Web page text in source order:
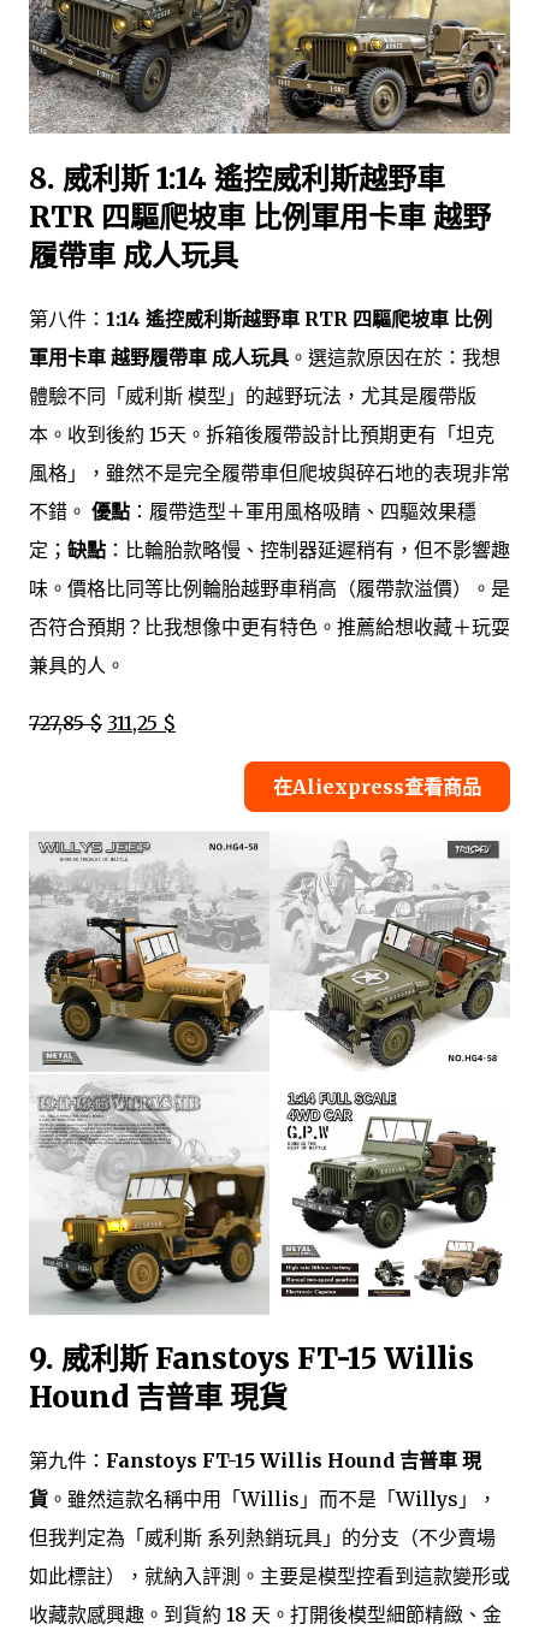
8. 威利斯 1:14 遙控威利斯越野車
RTR 四驅爬坡車 比例軍用卡車 越野
履帶車 成人玩具
第八件： 1:14 遙控威利斯越野車 RTR 四驅爬坡車 比例
軍用卡車 越野履帶車 成人玩具 。選這款原因在於：我想
體驗不同「威利斯 模型」的越野玩法，尤其是履帶版
本。收到後約 15天。拆箱後履帶設計比預期更有「坦克
風格」，雖然不是完全履帶車但爬坡與碎石地的表現非常
不錯。 優點 ：履帶造型＋軍用風格吸睛、四驅效果穩
定； 缺點 ：比輪胎款略慢、控制器延遲稍有，但不影響趣
味。價格比同等比例輪胎越野車稍高（履帶款溢價）。是
否符合預期？比我想像中更有特色。推薦給想收藏＋玩耍
兼具的人。
727,85 $ 311,25 $
在Aliexpress查看商品
9. 威利斯 Fanstoys FT-15 Willis
Hound 吉普車 現貨
第九件： Fanstoys FT-15 Willis Hound 吉普車 現
貨 。雖然這款名稱中用「Willis」而不是「Willys」，
但我判定為「威利斯 系列熱銷玩具」的分支（不少賣場
如此標註），就納入評測。主要是模型控看到這款變形或
收藏款感興趣。到貨約 18 天。打開後模型細節精緻、金